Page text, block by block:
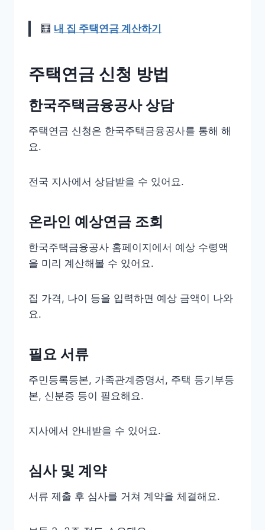
🧮 내 집 주택연금 계산하기
주택연금 신청 방법
한국주택금융공사 상담
주택연금 신청은 한국주택금융공사를 통해 해
요.
전국 지사에서 상담받을 수 있어요.
온라인 예상연금 조회
한국주택금융공사 홈페이지에서 예상 수령액
을 미리 계산해볼 수 있어요.
집 가격, 나이 등을 입력하면 예상 금액이 나와
요.
필요 서류
주민등록등본, 가족관계증명서, 주택 등기부등
본, 신분증 등이 필요해요.
지사에서 안내받을 수 있어요.
심사 및 계약
서류 제출 후 심사를 거쳐 계약을 체결해요.